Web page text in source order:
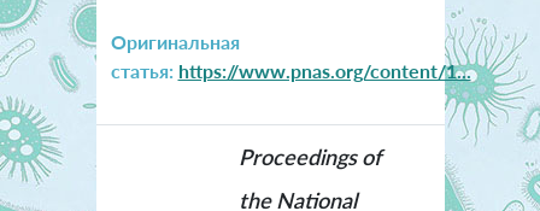
Оригинальная
статья: https://www.pnas.org/content/1...
Proceedings of
the National